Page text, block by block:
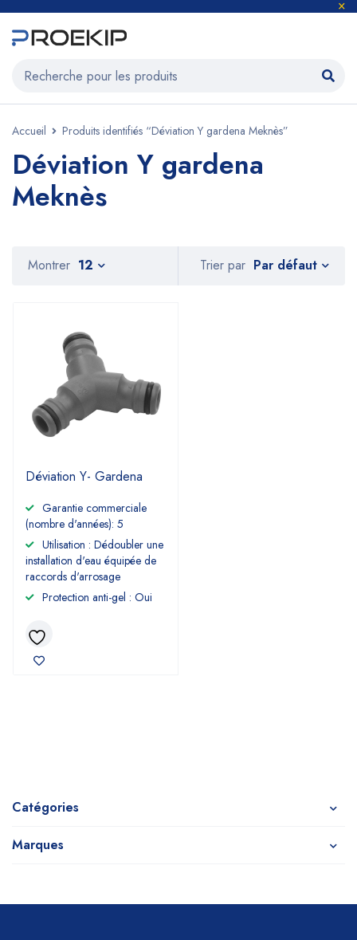
Accueil Produits identifiés “Déviation Y gardena Meknès”
Déviation Y gardena
Meknès
Catégories
Marques
Trier par Par défaut
Montrer 12
Déviation Y- Gardena
Garantie commerciale
(nombre d'années): 5
Utilisation : Dédoubler une
installation d'eau équipée de
raccords d'arrosage
Protection anti-gel : Oui